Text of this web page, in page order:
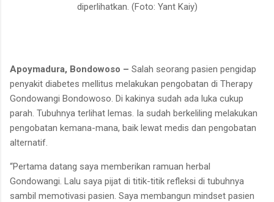
diperlihatkan. (Foto: Yant Kaiy)
Apoymadura, Bondowoso – Salah seorang pasien pengidap
penyakit diabetes mellitus melakukan pengobatan di Therapy
Gondowangi Bondowoso. Di kakinya sudah ada luka cukup
parah. Tubuhnya terlihat lemas. Ia sudah berkeliling melakukan
pengobatan kemana-mana, baik lewat medis dan pengobatan
alternatif.
“Pertama datang saya memberikan ramuan herbal
Gondowangi. Lalu saya pijat di titik-titik refleksi di tubuhnya
sambil memotivasi pasien. Saya membangun mindset pasien